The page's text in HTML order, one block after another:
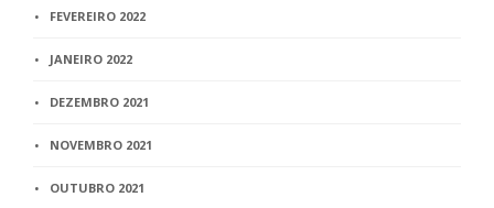
FEVEREIRO 2022
JANEIRO 2022
DEZEMBRO 2021
NOVEMBRO 2021
OUTUBRO 2021